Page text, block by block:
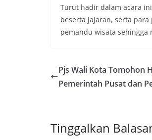
Turut hadir dalam acara ini
beserta jajaran, serta
pemandu wisata sehingga
Pjs Wali Kota Tomohon
Pemerintah Pusat dan
Tinggalkan